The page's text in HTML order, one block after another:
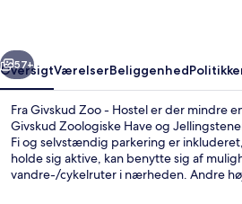
Næste
57+
OversigtVærelserBeliggenhed
Fra Givskud Zoo - Hostel er der mindre
Givskud Zoologiske Have og
Fi og selvstændig parkering er
holde sig aktive, kan benytte sig af
vandre-/cykelruter i nærheden. Andre